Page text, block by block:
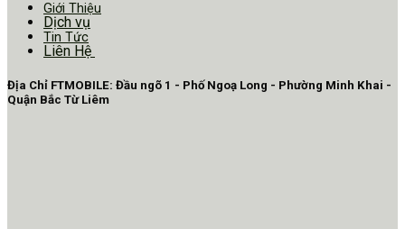
Giới Thiệu
Dịch vụ
Tin Tức
Liên Hệ
Địa Chỉ FTMOBILE: Đầu ngõ 1 - Phố Ngoạ Long - Phường Minh Khai -
Quận Bắc Từ Liêm